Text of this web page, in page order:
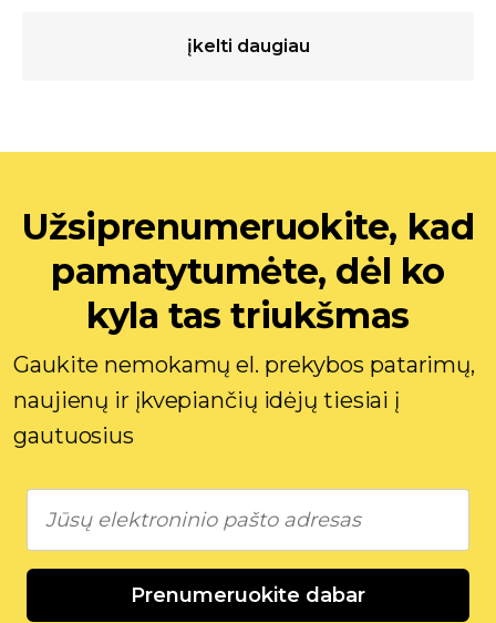
įkelti daugiau
Užsiprenumeruokite, kad
pamatytumėte, dėl ko
kyla tas triukšmas
Gaukite nemokamų el. prekybos patarimų,
naujienų ir įkvepiančių idėjų tiesiai į
gautuosius
Prenumeruokite dabar